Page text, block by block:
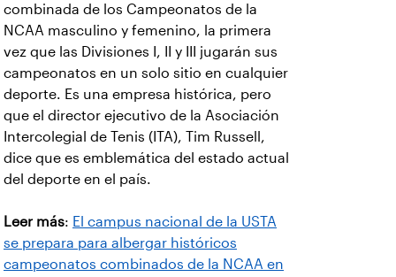
combinada de los Campeonatos de la
NCAA masculino y femenino, la primera
vez que las Divisiones I, II y III jugarán sus
campeonatos en un solo sitio en cualquier
deporte. Es una empresa histórica, pero
que el director ejecutivo de la Asociación
Intercolegial de Tenis (ITA), Tim Russell,
dice que es emblemática del estado actual
del deporte en el país.
Leer más: El campus nacional de la USTA
se prepara para albergar históricos
campeonatos combinados de la NCAA en